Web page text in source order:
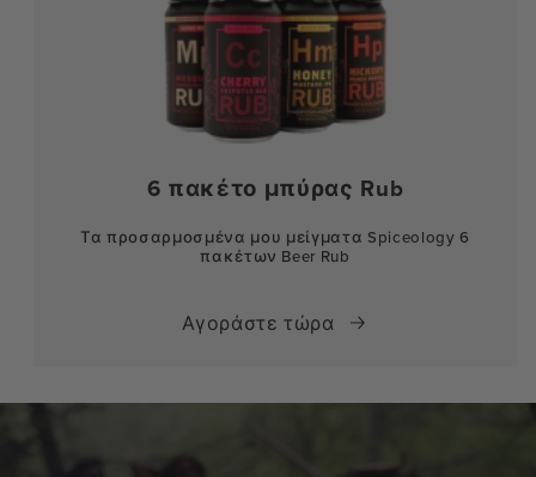
6 πακέτο μπύρας Rub
Τα προσαρμοσμένα μου μείγματα Spiceology 6
πακέτων Beer Rub
Αγοράστε τώρα